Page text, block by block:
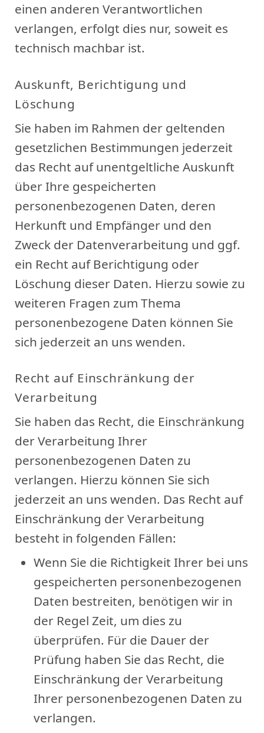
einen anderen Verantwortlichen
verlangen, erfolgt dies nur, soweit es
technisch machbar ist.
Auskunft, Berichtigung und
Löschung
Sie haben im Rahmen der geltenden
gesetzlichen Bestimmungen jederzeit
das Recht auf unentgeltliche Auskunft
über Ihre gespeicherten
personenbezogenen Daten, deren
Herkunft und Empfänger und den
Zweck der Datenverarbeitung und ggf.
ein Recht auf Berichtigung oder
Löschung dieser Daten. Hierzu sowie zu
weiteren Fragen zum Thema
personenbezogene Daten können Sie
sich jederzeit an uns wenden.
Recht auf Einschränkung der
Verarbeitung
Sie haben das Recht, die Einschränkung
der Verarbeitung Ihrer
personenbezogenen Daten zu
verlangen. Hierzu können Sie sich
jederzeit an uns wenden. Das Recht auf
Einschränkung der Verarbeitung
besteht in folgenden Fällen:
Wenn Sie die Richtigkeit Ihrer bei uns
gespeicherten personenbezogenen
Daten bestreiten, benötigen wir in
der Regel Zeit, um dies zu
überprüfen. Für die Dauer der
Prüfung haben Sie das Recht, die
Einschränkung der Verarbeitung
Ihrer personenbezogenen Daten zu
verlangen.